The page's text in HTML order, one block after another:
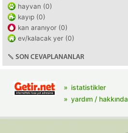
hayvan (0)
kayıp (0)
kan aranıyor (0)
ev/kalacak yer (0)
SON CEVAPLANANLAR
istatistikler
yardım / hakkında